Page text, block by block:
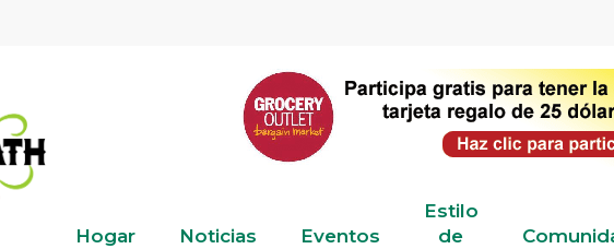
Hogar Noticias Eventos
Estilo
de